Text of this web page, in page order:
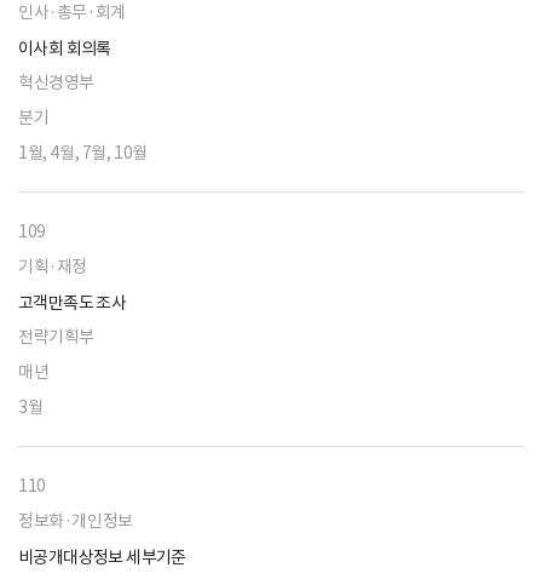
인사·총무·회계
이사회 회의록
혁신경영부
분기
1월, 4월, 7월, 10월
109
기획·재정
고객만족도 조사
전략기획부
매년
3월
110
정보화·개인정보
비공개대상정보 세부기준